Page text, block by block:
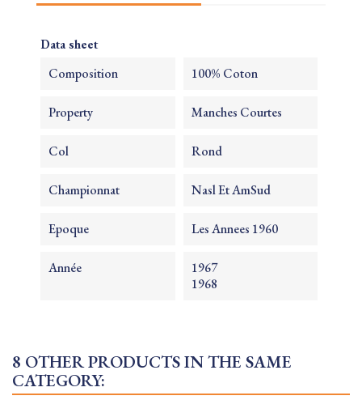
Data sheet
Composition 100% Coton
Property Manches Courtes
Col Rond
Championnat Nasl Et AmSud
Epoque Les Annees 1960
Année
1967
1968
8 OTHER PRODUCTS IN THE SAME
CATEGORY: